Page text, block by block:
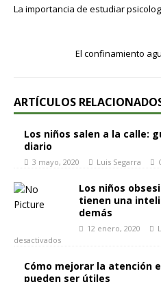
La importancia de estudiar
El confinamiento
ARTÍCULOS
Los niños salen a la calle:
diario
3 mayo, 2020 Luis Segarra
Los niños
tienen una
demás
12 enero, 2020
desactivados
Cómo mejorar la atención
pueden ser útiles